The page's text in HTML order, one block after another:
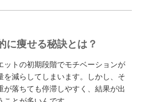
に痩せる秘訣とは？
ットの初期段階でモチベーションが
を減らしてしまいます。しかし、そ
が落ちても停滞しやすく、結果が出